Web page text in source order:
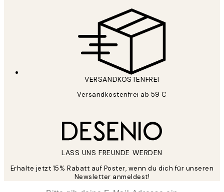
VERSANDKOSTENFREI
Versandkostenfrei ab 59 €
LASS UNS FREUNDE WERDEN
Erhalte jetzt 15% Rabatt auf Poster, wenn du dich für unseren
Newsletter anmeldest!